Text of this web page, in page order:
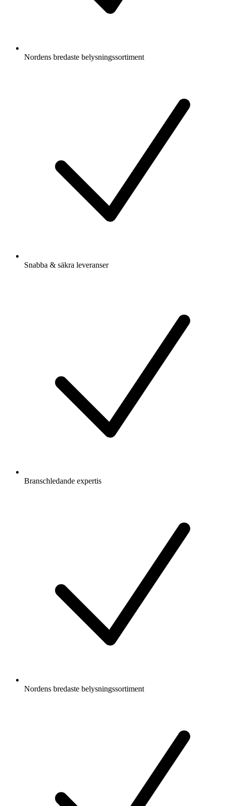
Nordens bredaste belysningssortiment
Snabba & säkra leveranser
Branschledande expertis
Nordens bredaste belysningssortiment